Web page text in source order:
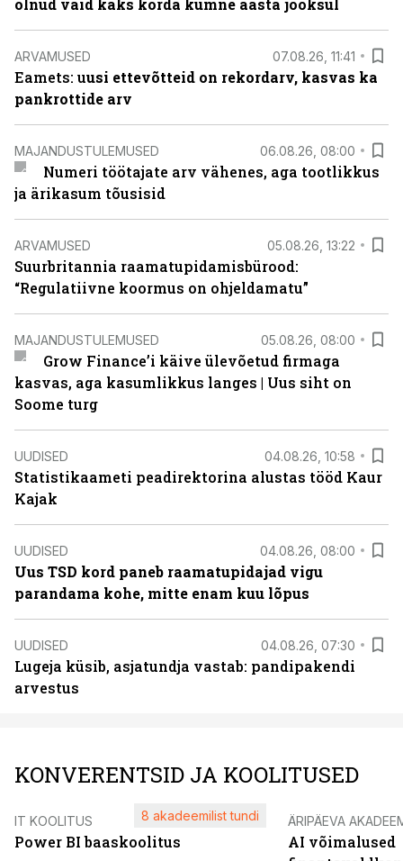
olnud vaid kaks korda kümne aasta jooksul
ARVAMUSED 07.08.26, 11:41
Eamets: uusi ettevõtteid on rekordarv, kasvas ka
pankrottide arv
MAJANDUSTULEMUSED 06.08.26, 08:00
Numeri töötajate arv vähenes, aga tootlikkus
ja ärikasum tõusisid
ARVAMUSED 05.08.26, 13:22
Suurbritannia raamatupidamisbürood:
“Regulatiivne koormus on ohjeldamatu”
MAJANDUSTULEMUSED 05.08.26, 08:00
Grow Finance’i käive ülevõetud firmaga
kasvas, aga kasumlikkus langes | Uus siht on
Soome turg
UUDISED 04.08.26, 10:58
Statistikaameti peadirektorina alustas tööd Kaur
Kajak
UUDISED 04.08.26, 08:00
Uus TSD kord paneb raamatupidajad vigu
parandama kohe, mitte enam kuu lõpus
UUDISED 04.08.26, 07:30
Lugeja küsib, asjatundja vastab: pandipakendi
arvestus
KONVERENTSID JA KOOLITUSED
IT KOOLITUS
Power BI baaskoolitus
8 akadeemilist tundi ÄRIPÄEVA
AI võimalused